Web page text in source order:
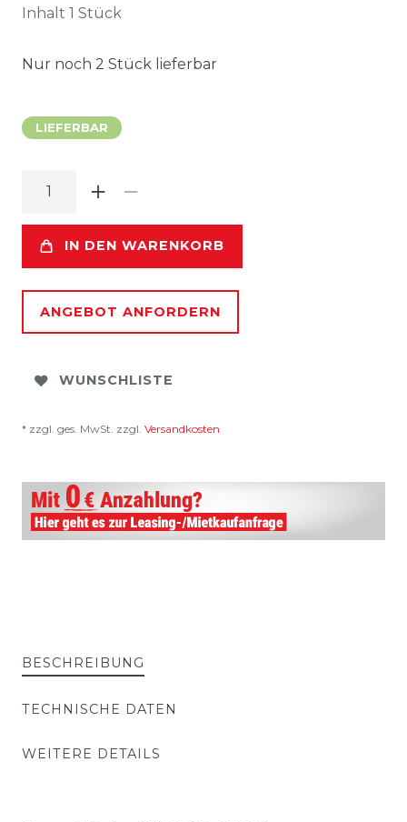
Inhalt 1 Stück
Nur noch 2 Stück lieferbar
LIEFERBAR
IN DEN WARENKORB
ANGEBOT ANFORDERN
WUNSCHLISTE
* zzgl. ges. MwSt. zzgl. Versandkosten
BESCHREIBUNG
TECHNISCHE DATEN
WEITERE DETAILS